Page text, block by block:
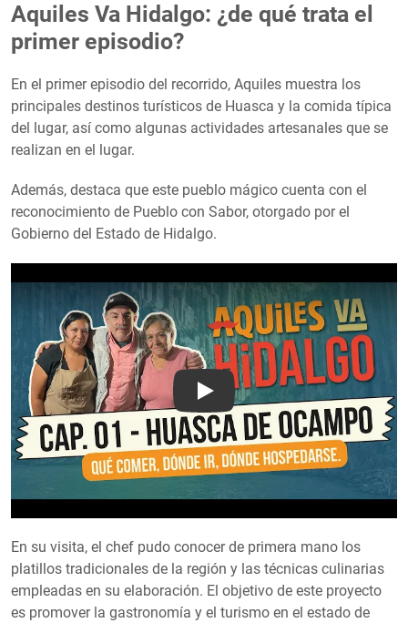
Aquiles Va Hidalgo: ¿de qué trata el
primer episodio?
En el primer episodio del recorrido, Aquiles muestra los
principales destinos turísticos de Huasca y la comida típica
del lugar, así como algunas actividades artesanales que se
realizan en el lugar.
Además, destaca que este pueblo mágico cuenta con el
reconocimiento de Pueblo con Sabor, otorgado por el
Gobierno del Estado de Hidalgo.
Play
En su visita, el chef pudo conocer de primera mano los
platillos tradicionales de la región y las técnicas culinarias
empleadas en su elaboración. El objetivo de este proyecto
es promover la gastronomía y el turismo en el estado de